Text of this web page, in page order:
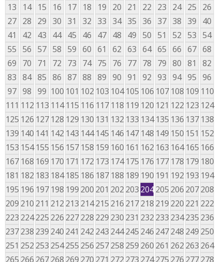
13
14 15 16 17 18 19 20 21 22 23 24 25
26
27 28 29 30 31 32 33 34 35 36 37 38 39
40
41
42 43 44 45 46 47 48 49 50 51 52 53 54
55 56 57 58 59 60 61 62 63 64 65 66 67 68
69
70 71 72 73 74 75 76 77 78 79 80 81
82
83 84 85 86 87 88 89 90 91 92 93 94 95 96
97 98 99 100 101 102 103 104 105 106 107 108 109 110
111 112 113 114 115 116 117 118 119 120 121 122 123 124
125 126 127 128 129 130 131 132 133 134 135 136 137 138
139 140 141 142 143 144 145 146 147 148 149 150 151 152
153 154 155 156 157 158 159 160 161 162 163 164 165 166
167 168 169 170 171 172 173 174 175 176 177 178 179 180
181 182 183 184 185 186 187 188 189 190 191 192 193 194
195 196 197 198 199 200 201 202 203 204205 206 207208
209 210 211 212 213 214215 216 217218 219 220 221 222
223 224225 226 227228 229 230 231 232 233 234235 236
237238 239 240 241 242 243 244245 246 247248 249 250
251 252 253 254255 256 257258 259 260 261 262 263 264
265 266 267268 269 270 271 272 273 274275 276 277278